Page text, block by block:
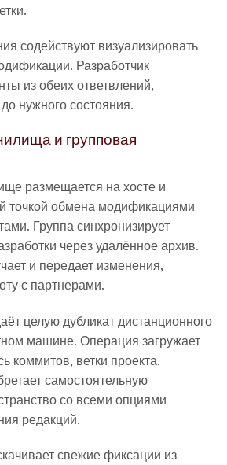
содействуют визуализировать
Разработчик
из обеих ответвлений,
нужного состояния.
и групповая
размещается на хосте и
точкой обмена модификациями
Группа синхронизирует
через удалённое архив.
и передает изменения,
с партнерами.
целую дубликат дистанционного
машине. Операция загружает
коммитов, ветки проекта.
самостоятельную
со всеми опциями
редакций.
свежие фиксации из